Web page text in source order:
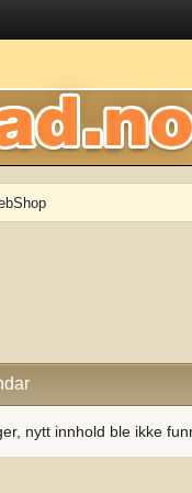
nytt innhold ble ikke